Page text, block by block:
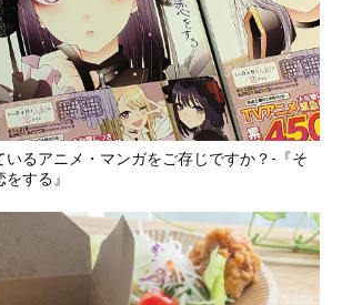
いるアニメ・マンガをご存じですか？-『そ
する』